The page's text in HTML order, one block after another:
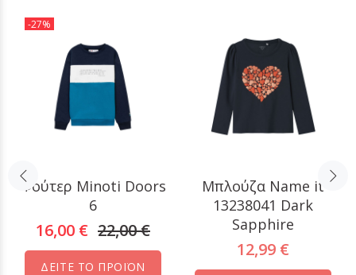
-27%
Φούτερ Minoti Doors
6
16,00 € 22,00 €
ΔΕΙΤΕ ΤΟ ΠΡΟΪΟΝ
Μπλούζα Name it
13238041 Dark
Sapphire
12,99 €